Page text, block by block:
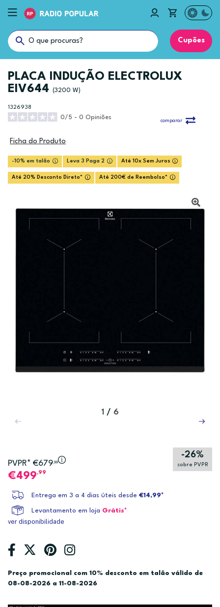
Cupões
PLACA INDUÇÃO ELECTROLUX
EIV644
(3200 W)
1326938
0/5 - 0 Opiniões
comparar
Ficha do Produto
-10% em talão Leva 3 Paga 2 Até 10x Sem Juros
Até 20% Desconto Direto* Até 200€ de Reembolso*
1 / 6
PVPR* €679,99
-26%
sobre PVPR
499,99
Entrega em 3 a 4 dias úteis desde €14,99*
Levantamento em loja Grátis*
ver disponibilidade
Preço promocional com 10% desconto em talão válido de
08-08-2026 a 11-08-2026